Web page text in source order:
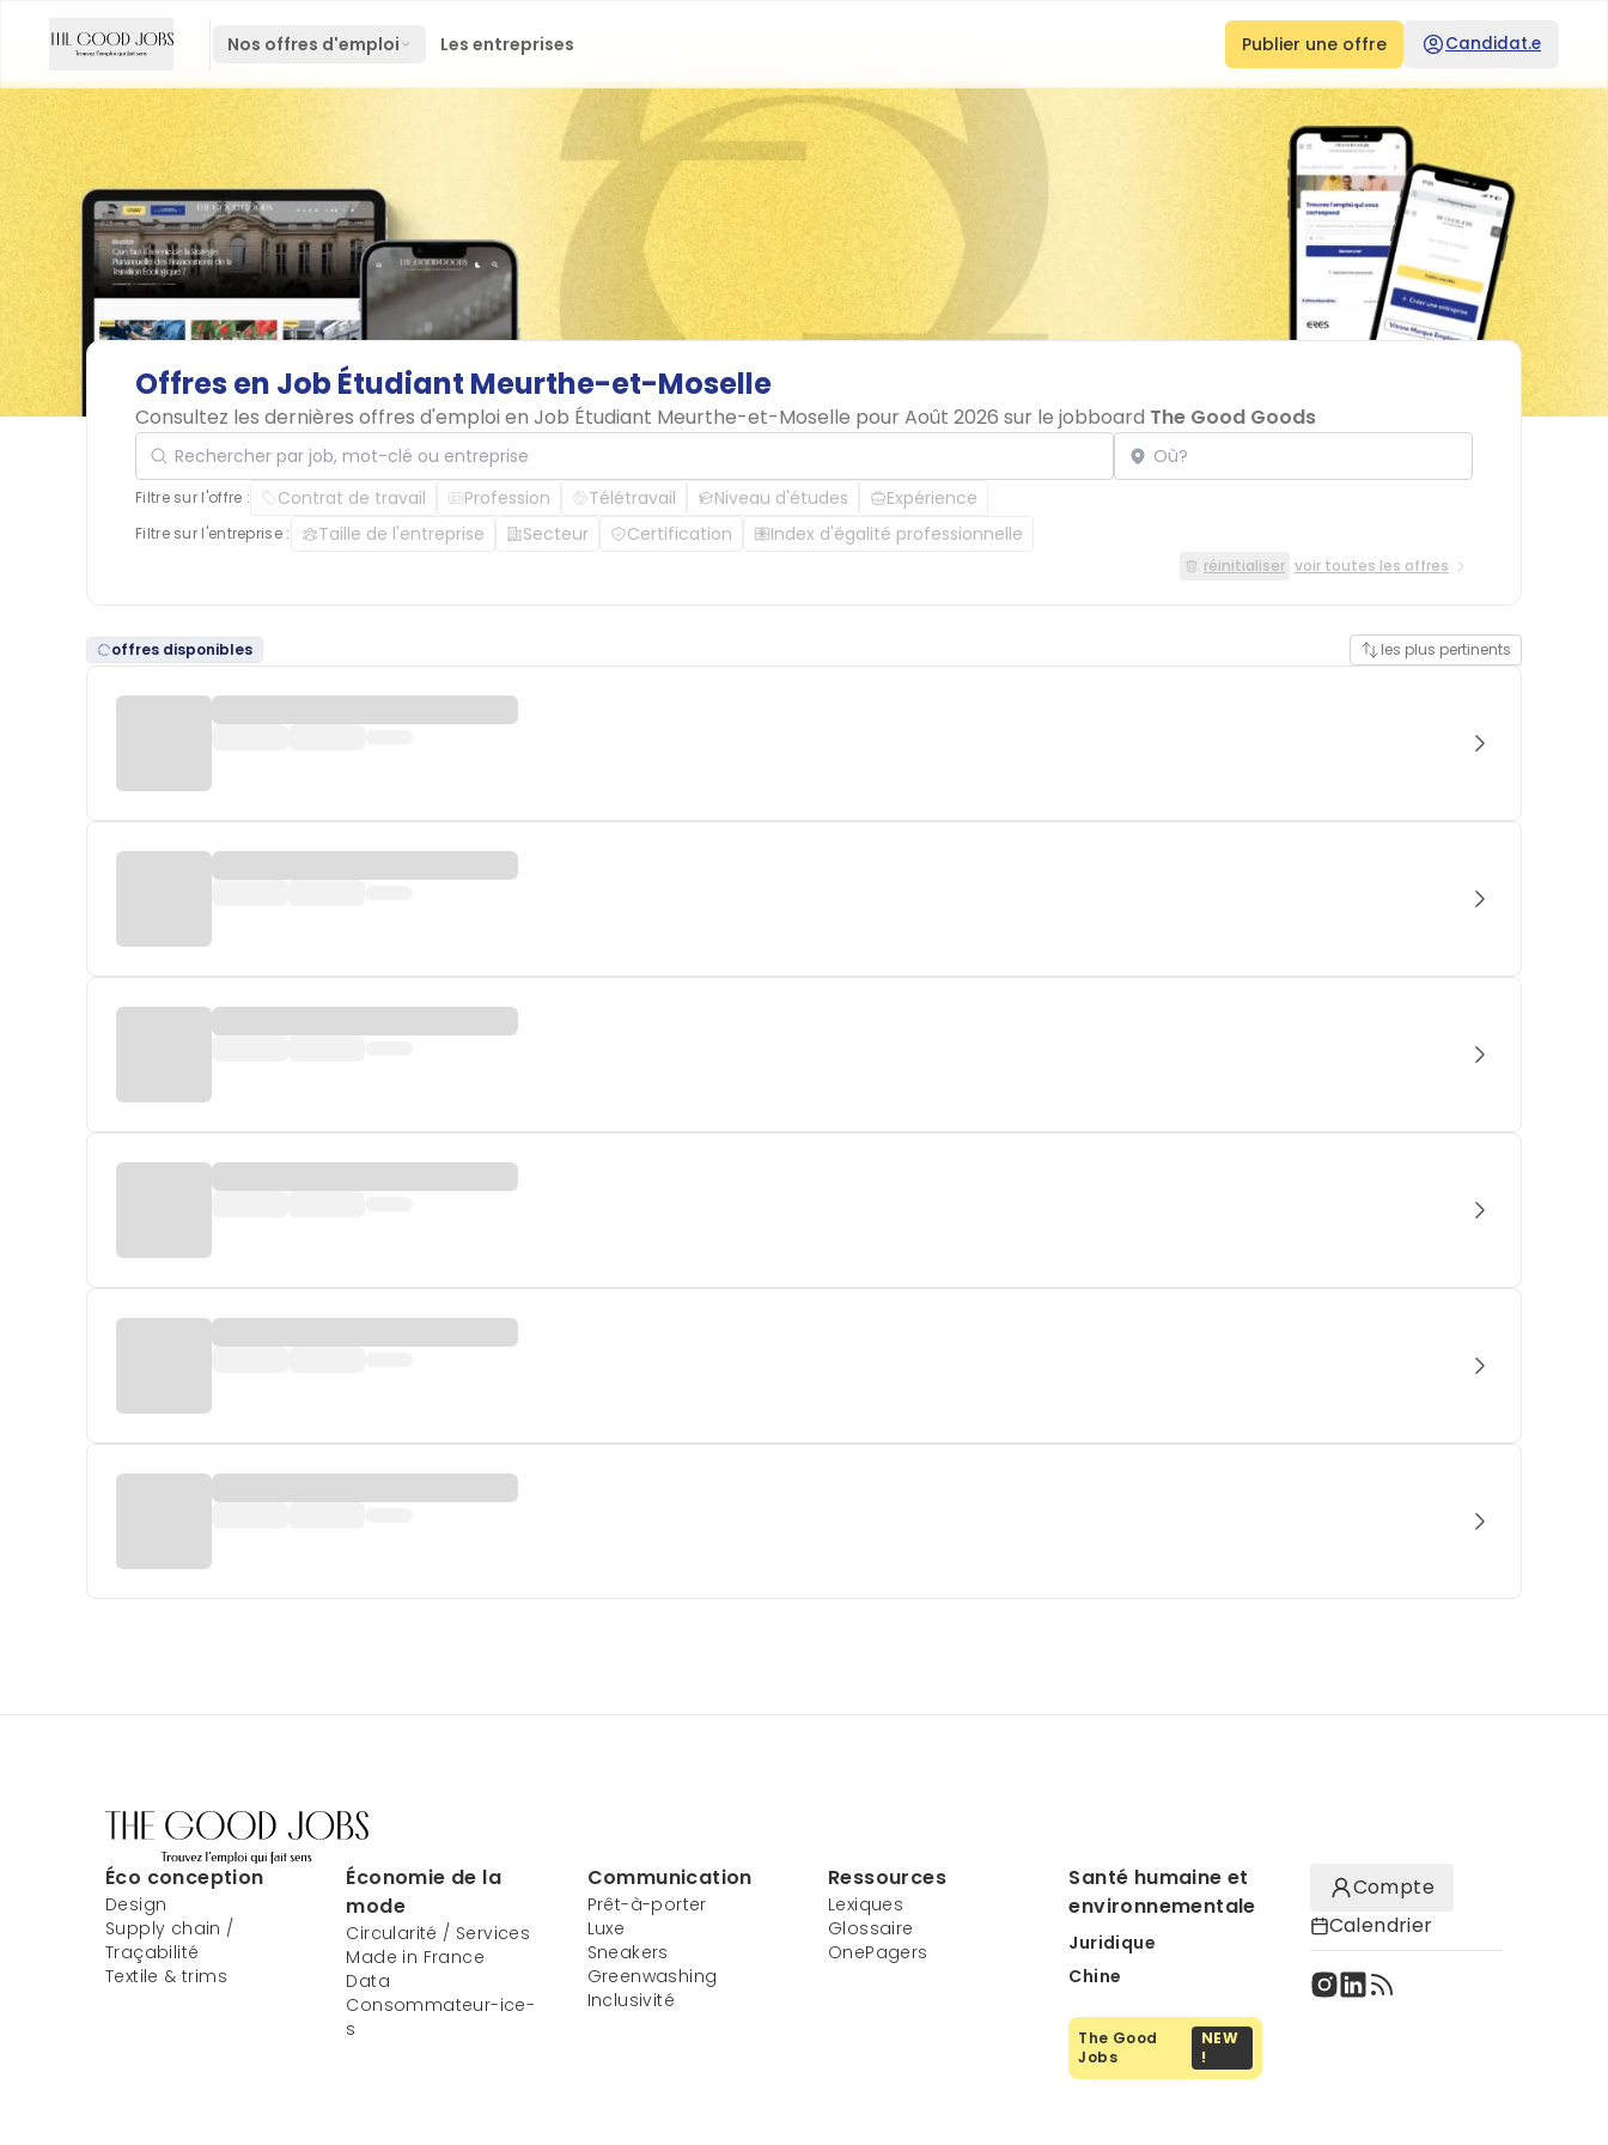
Nos offres d'emploi Les entreprises Publier une offre Candidat.e
Offres en JobÉtudiant Meurthe-et-Moselle
Consultez les dernières offres d'emploi en Job Étudiant Meurthe-et-Moselle pour Août 2026 sur le jobboard The Good Goods
Rechercher par job, mot-clé ou entreprise Localisation
Filtre sur l'offre : Contrat de travail Profession Télétravail Niveau d'études Expérience
Filtre sur l'entreprise : Taille de l'entreprise Secteur Certification Index d'égalité professionnelle
réinitialiser voir toutes les offres
offres disponibles les plus pertinents
Éco conception
Design
Supply chain /
Traçabilité
Textile & trims
Économie de la
mode
Circularité / Services
Made in France
Data
Consommateur-ice-
s
Communication
Prêt-à-porter
Luxe
Sneakers
Greenwashing
Inclusivité
Ressources
Lexiques
Glossaire
OnePagers
Santé humaine et
environnementale
Juridique
Chine
The Good
Jobs
NEW
!
Compte
Calendrier